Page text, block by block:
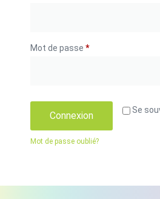
Mot de passe *
Se
Connexion
Mot de passe oublié?